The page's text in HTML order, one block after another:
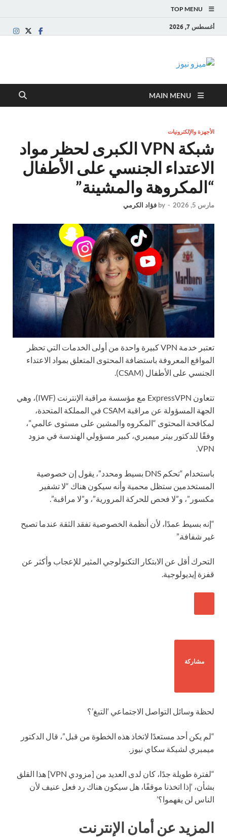
TOP MENU
أغسطس 7, 2026
ميزو نيوز
والاقتصادية
MAIN MENU
الأجهزة والإلكترونيات
شبكة VPN الكبرى لحظر مواد
الاعتداء الجنسي على الأطفال
“المكروهة والمشينة”
مارس 5, 2026 -
by فؤاد الكرمي
تعتبر خدمة VPN كبيرة واحدة من أولى الخدمات التي تحظر
المواقع المعروفة باستضافة المحتوى المتعلق بمواد الاعتداء
الجنسي على الأطفال (CSAM).
تتعاون ExpressVPN مع مؤسسة مراقبة الإنترنت (IWF)، وهي
الجهة المسؤولة عن مراقبة CSAM في المملكة المتحدة،
لمكافحة المحتوى “المكروه والمشين على مستوى عالمي”،
وفقًا للدكتور بيتر ميمبري، كبير مسؤولي الهندسة في مزود
VPN.
باستخدام “تحكم DNS بسيط ومحدد”، يقول إن خصوصية
المستخدمين ستظل محمية وأنه سيكون هناك “لا تشفير
مكسور”، و”لا فحص للحركة المرورية”، و”لا مراقبة”.
“إنه بسيط عمدًا، لأن أنظمة الخصوصية تفقد الثقة عندما تصبح
غير شفافة.”
التحرك أقل عن الابتكار التكنولوجي المثير للإعجاب وأكثر عن
قفزة إيديولوجية.
مشاركة
لحظة وسائل التواصل الاجتماعي ‘التبغ’؟
“لم يكن أحد مستعدًا لاتخاذ هذه الخطوة من قبل”، قال الدكتور
ميمبري لشبكة سكاي نيوز.
“لفترة طويلة جدًا، كان لدى العديد من [مزودي VPN] هذا القلق
بشأن، ‘إذا اتخذنا موقفًا، هل سيكون هناك رد فعل عنيف لأن
الناس لن يفهموا؟’
المزيد عن أمان الإنترنت